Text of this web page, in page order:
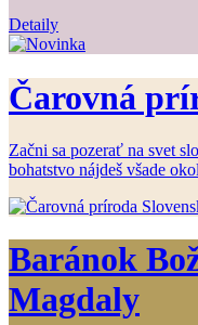
Detaily
Čarovná
Začni sa pozerať na svet
bohatstvo nájdeš všade
Baránok
Magdaly